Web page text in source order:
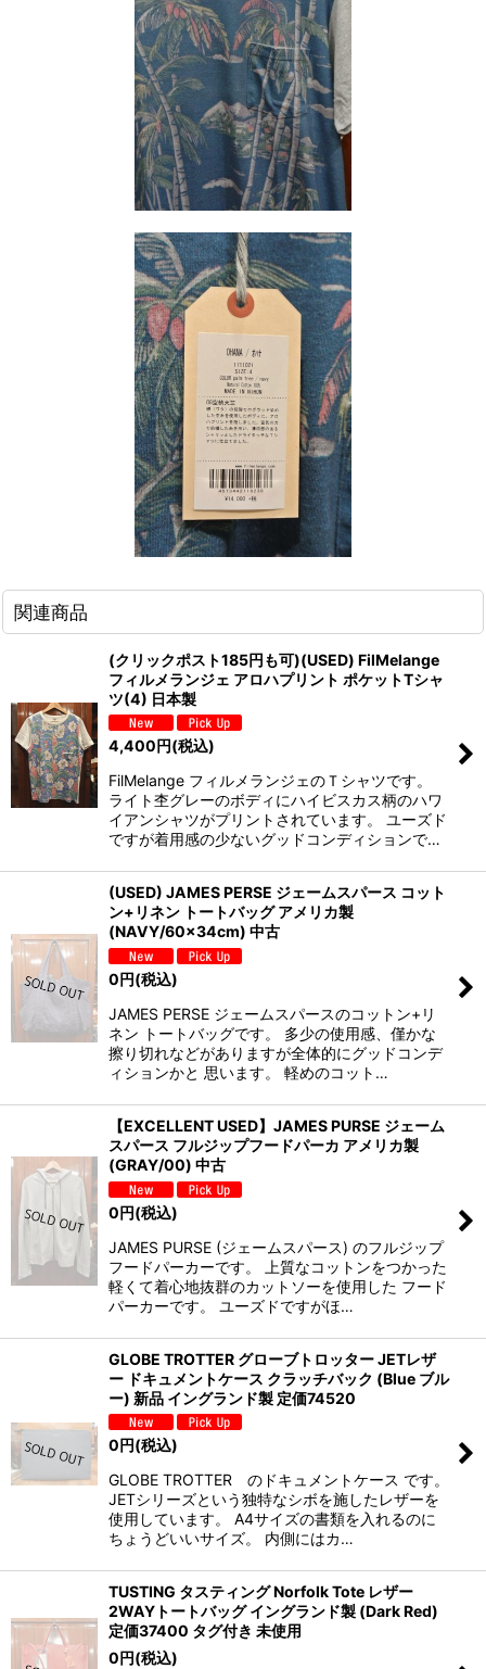
関連商品
(クリックポスト185円も可)(USED) FilMelange
フィルメランジェ アロハプリント ポケットTシャ
ツ(4) 日本製
4,400円(税込)
FilMelange フィルメランジェのＴシャツです。
ライト杢グレーのボディにハイビスカス柄のハワ
イアンシャツがプリントされています。 ユーズド
ですが着用感の少ないグッドコンディションで…
(USED) JAMES PERSE ジェームスパース コット
ン+リネン トートバッグ アメリカ製
(NAVY/60×34cm) 中古
0円(税込)
JAMES PERSE ジェームスパースのコットン+リ
ネン トートバッグです。 多少の使用感、僅かな
擦り切れなどがありますが全体的にグッドコンデ
ィションかと 思います。 軽めのコット…
【EXCELLENT USED】JAMES PURSE ジェーム
スパース フルジップフードパーカ アメリカ製
(GRAY/00) 中古
0円(税込)
JAMES PURSE (ジェームスパース) のフルジップ
フードパーカーです。 上質なコットンをつかった
軽くて着心地抜群のカットソーを使用した フード
パーカーです。 ユーズドですがほ…
GLOBE TROTTER グローブトロッター JETレザ
ー ドキュメントケース クラッチバック (Blue ブル
ー) 新品 イングランド製 定価74520
0円(税込)
GLOBE TROTTER のドキュメントケース です。
JETシリーズという独特なシボを施したレザーを
使用しています。 A4サイズの書類を入れるのに
ちょうどいいサイズ。 内側にはカ…
TUSTING タスティング Norfolk Tote レザー
2WAYトートバッグ イングランド製 (Dark Red)
定価37400 タグ付き 未使用
0円(税込)